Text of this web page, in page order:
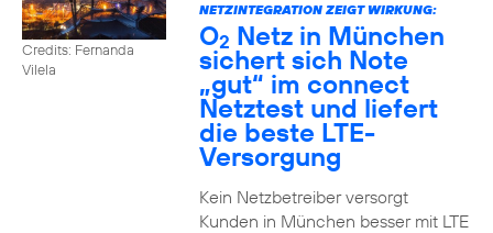
Credits: Fernanda
Vilela
NETZINTEGRATION ZEIGT WIRKUNG:
O2 Netz in München
sichert sich Note
„gut“ im connect
Netztest und liefert
die beste LTE-
Versorgung
Kein Netzbetreiber versorgt
Kunden in München besser mit LTE